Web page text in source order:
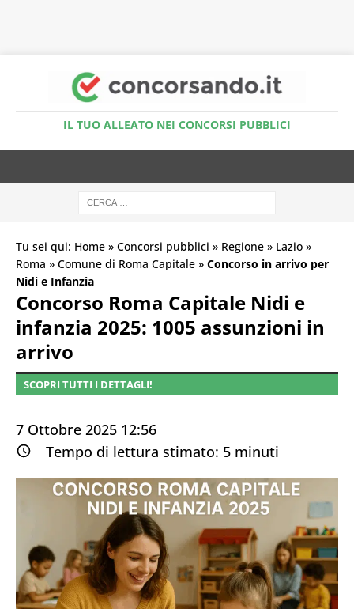
IL TUO ALLEATO NEI CONCORSI PUBBLICI
Tu sei qui: Home » Concorsi pubblici » Regione » Lazio »
Roma » Comune di Roma Capitale » Concorso in arrivo per
Nidi e Infanzia
Concorso Roma Capitale Nidi e
infanzia 2025: 1005 assunzioni in
arrivo
SCOPRI TUTTI I DETTAGLI!
7 Ottobre 2025 12:56
Tempo di lettura stimato: 5 minuti